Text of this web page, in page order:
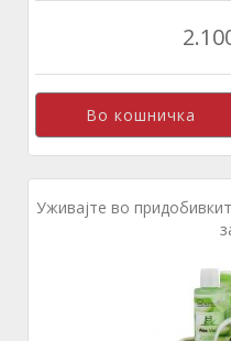
Уживајте во